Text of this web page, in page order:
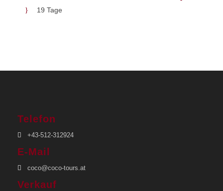
Unterbringung in den Hotels laut
Internationale Flüge nach Costa Rica
Persönliche Ausgaben
Getränke & zusätzliche Mahlzeiten
19 Tage
Telefon
+43-512-312924
E-Mail
coco@coco-tours.at
Verkauf